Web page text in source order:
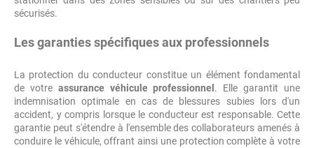
sécurisés.
Les garanties spécifiques aux professionnels
La protection du conducteur constitue un élément fondamental
de votre assurance véhicule professionnel . Elle garantit une
indemnisation optimale en cas de blessures subies lors d'un
accident, y compris lorsque le conducteur est responsable. Cette
garantie peut s'étendre à l'ensemble des collaborateurs amenés à
conduire le véhicule, offrant ainsi une protection complète à votre